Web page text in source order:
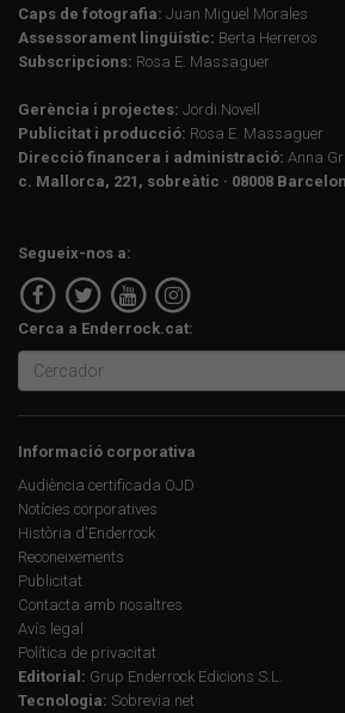
Caps de fotografia: Juan Miguel Morales
Assessorament lingüístic: Berta Herreros
Subscripcions: Rosa E. Massaguer
Gerència i projectes: Jordi Novell
Publicitat i producció: Rosa E. Massaguer
Direcció financera i administració: Anna
c. Mallorca, 221, sobreàtic · 08008
Segueix-nos a:
Cerca a Enderrock.cat:
Informació corporativa
Audiència certificada OJD
Notícies corporatives
Història d'Enderrock
Reconeixements
Publicitat
Contacta amb nosaltres
Avís legal
Política de privacitat
Editorial: Grup Enderrock Edicions S.L.
Tecnologia: Sobrevia.net